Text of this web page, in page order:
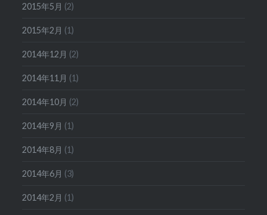
2015年5月 (2)
2015年2月 (1)
2014年12月 (2)
2014年11月 (1)
2014年10月 (2)
2014年9月 (1)
2014年8月 (1)
2014年6月 (3)
2014年2月 (1)